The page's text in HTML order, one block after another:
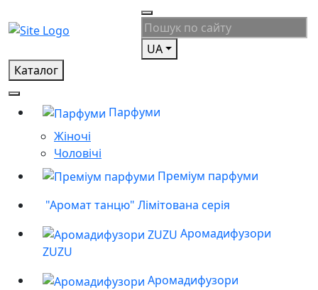
UA
Каталог
Парфуми
Жіночі
Чоловічі
Преміум парфуми
"Аромат танцю" Лімітована серія
Аромадифузори
ZUZU
Аромадифузори